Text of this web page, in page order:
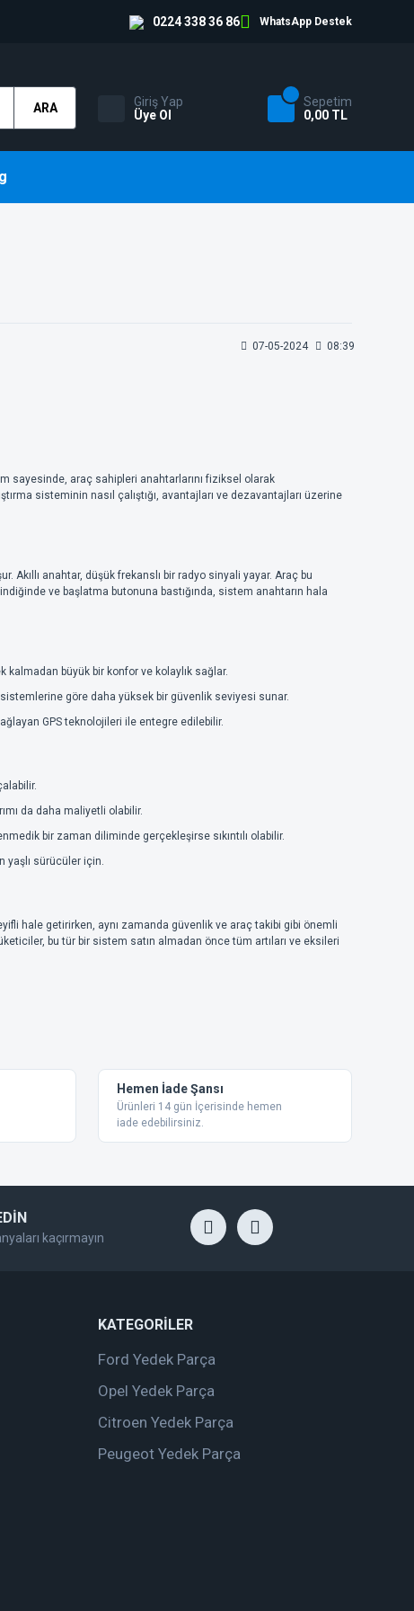
0224 338 36 86 WhatsApp Destek
ARA
Giriş Yap
Üye Ol
Sepetim
0,00 TL
07-05-2024 08:39
sayesinde, araç sahipleri anahtarlarını fiziksel olarak
sisteminin nasıl çalıştığı, avantajları ve dezavantajları üzerine
Akıllı anahtar, düşük frekanslı bir radyo sinyali yayar. Araç bu
ve başlatma butonuna bastığında, sistem anahtarın hala
kalmadan büyük bir konfor ve kolaylık sağlar.
göre daha yüksek bir güvenlik seviyesi sunar.
GPS teknolojileri ile entegre edilebilir.
da daha maliyetli olabilir.
bir zaman diliminde gerçekleşirse sıkıntılı olabilir.
yaşlı sürücüler için.
hale getirirken, aynı zamanda güvenlik ve araç takibi gibi önemli
bu tür bir sistem satın almadan önce tüm artıları ve eksileri
Hemen İade Şansı
Ürünleri 14 gün İçerisinde hemen
iade edebilirsiniz.
kaçırmayın
KATEGORİLER
Ford Yedek Parça
Opel Yedek Parça
Citroen Yedek Parça
Peugeot Yedek Parça